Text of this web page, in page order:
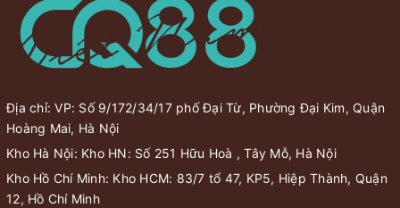
Địa chỉ: VP: Số 9/172/34/17 phố Đại Từ, Phường Đại Kim, Quận
Hoàng Mai, Hà Nội
Kho Hà Nội: Kho HN: Số 251 Hữu Hoà , Tây Mỗ, Hà Nội
Kho Hồ Chí Minh: Kho HCM: 83/7 tổ 47, KP5, Hiệp Thành, Quận
12, Hồ Chí Minh